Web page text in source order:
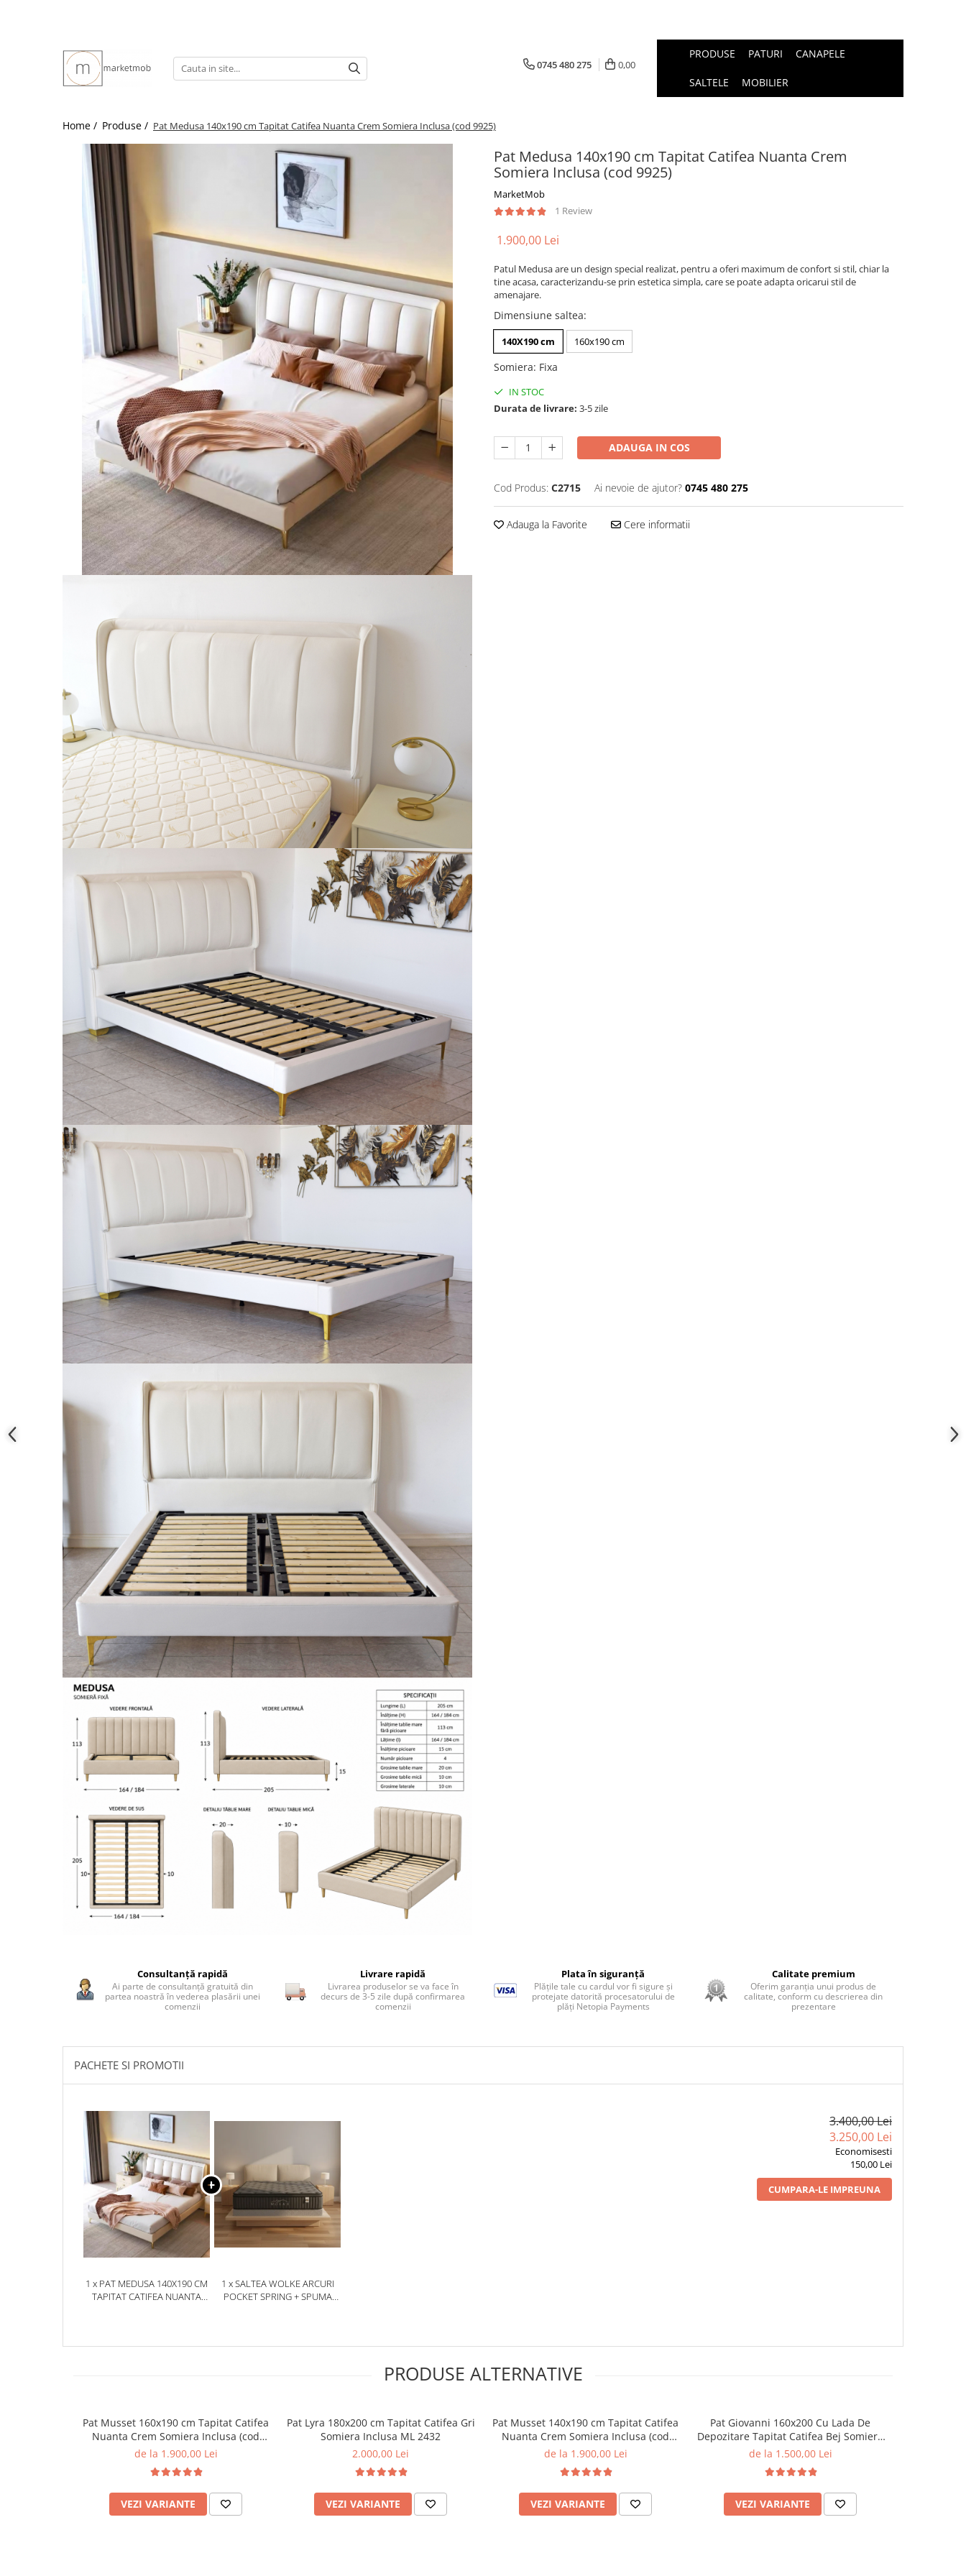
0745 480 275 0,00
PRODUSE PATURI CANAPELE
SALTELE MOBILIER
Home / Produse / Pat Medusa 140x190 cm Tapitat Catifea Nuanta Crem Somiera Inclusa (cod 9925)
Pat Medusa 140x190 cm Tapitat Catifea Nuanta Crem
Somiera Inclusa (cod 9925)
MarketMob
1 Review
1.900,00 Lei
Patul Medusa are un design special realizat, pentru a oferi maximum de confort si stil, chiar la
tine acasa, caracterizandu-se prin estetica simpla, care se poate adapta oricarui stil de
amenajare.
Dimensiune saltea:
140X190 cm 160x190 cm
Somiera: Fixa
IN STOC
Durata de livrare: 3-5 zile
ADAUGA IN COS
Cod Produs: C2715 Ai nevoie de ajutor? 0745 480 275
Adauga la Favorite Cere informatii
Consultanță rapidă
Ai parte de consultanță gratuită din
partea noastră în vederea plasării unei
comenzii
Livrare rapidă
Livrarea produselor se va face în
decurs de 3-5 zile după confirmarea
comenzii
Plata în siguranță
Plățile tale cu cardul vor fi sigure și
protejate datorită procesatorului de
plăți Netopia Payments
Calitate premium
Oferim garanția unui produs de
calitate, conform cu descrierea din
prezentare
PACHETE SI PROMOTII
1 x PAT MEDUSA 140X190 CM
TAPITAT CATIFEA NUANTA
1 x SALTEA WOLKE ARCURI
POCKET SPRING + SPUMA
3.400,00 Lei
3.250,00 Lei
Economisesti
150,00 Lei
CUMPARA-LE IMPREUNA
PRODUSE ALTERNATIVE
Pat Musset 160x190 cm Tapitat Catifea
Nuanta Crem Somiera Inclusa (cod
6607)
de la 1.900,00 Lei
VEZI VARIANTE
Pat Lyra 180x200 cm Tapitat Catifea Gri
Somiera Inclusa ML 2432
2.000,00 Lei
VEZI VARIANTE
Pat Musset 140x190 cm Tapitat Catifea
Nuanta Crem Somiera Inclusa (cod
6607)
de la 1.900,00 Lei
VEZI VARIANTE
Pat Giovanni 160x200 Cu Lada De
Depozitare Tapitat Catifea Bej Somiera
Inclusa
de la 1.500,00 Lei
VEZI VARIANTE